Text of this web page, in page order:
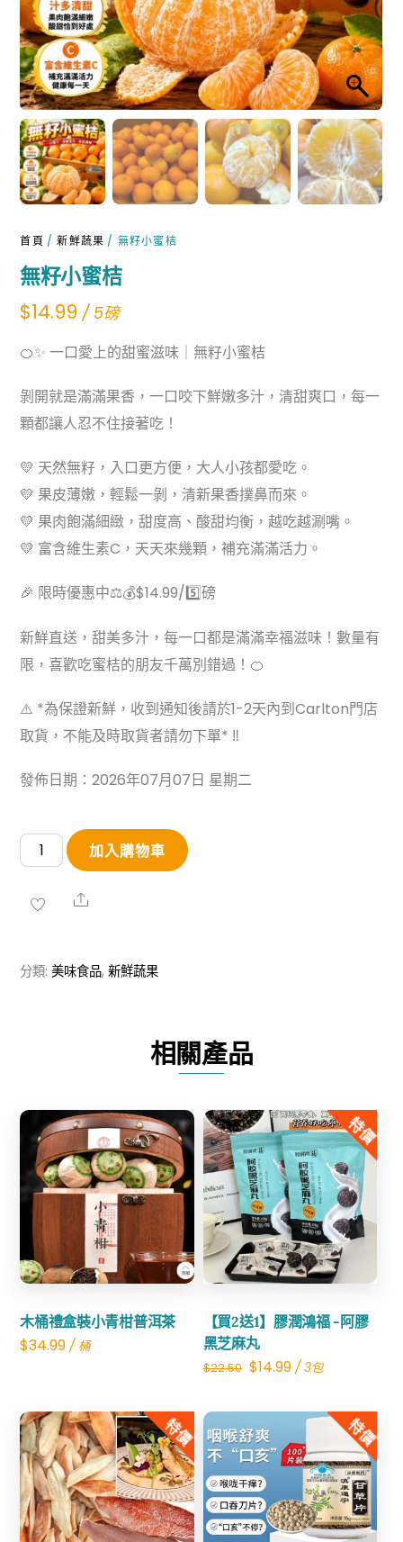
首頁 /新鮮蔬果 / 無籽小蜜桔
無籽小蜜桔
$14.99 / 5磅
🍊✨ 一口愛上的甜蜜滋味｜無籽小蜜桔
剝開就是滿滿果香，一口咬下鮮嫩多汁，清甜爽口，每一
顆都讓人忍不住接著吃！
💛 天然無籽，入口更方便，大人小孩都愛吃。
💛 果皮薄嫩，輕鬆一剝，清新果香撲鼻而來。
💛 果肉飽滿細緻，甜度高、酸甜均衡，越吃越涮嘴。
💛 富含維生素C，天天來幾顆，補充滿滿活力。
🎉 限時優惠中⚖️💰$14.99/5️⃣磅
新鮮直送，甜美多汁，每一口都是滿滿幸福滋味！數量有
限，喜歡吃蜜桔的朋友千萬別錯過！🍊
⚠️ *為保證新鮮，收到通知後請於1-2天內到Carlton門店
取貨，不能及時取貨者請勿下單* ‼️
發佈日期：2026年07月07日 星期二
籽
小
數
加入購物車
Share
分類:美味食品,新鮮蔬果
相關產品
木桶禮盒裝小青柑普洱茶
$34.99 / 桶
Share
特價
【買2送1】膠潤鴻福 -阿膠
黑芝麻丸
$22.50 Original
$22.50.
$14.99Current
$14.99.
/ 3包
Share
特價
Share
特價
Share